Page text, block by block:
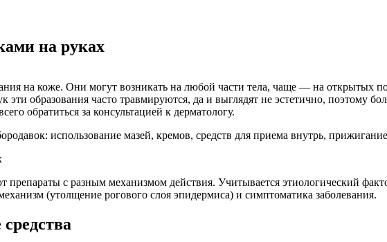
на руках
на коже. Они могут возникать на любой части тела, чаще — на открытых
образования часто травмируются, да и выглядят не эстетично, поэтому
обратиться за консультацией к дерматологу.
использование мазей, кремов, средств для приема внутрь,
препараты с разным механизмом действия. Учитывается этиологический
(утолщение рогового слоя эпидермиса) и симптоматика заболевания.